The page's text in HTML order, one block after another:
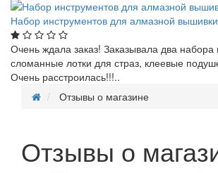
Набор инструментов для алмазной вышивки
Очень ждала заказ! Заказывала два
сломанные лотки для страз, клеевые
Очень расстроилась!!!..
Отзывы о магазине
Отзывы о